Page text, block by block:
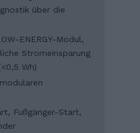
über die
ENERGY-Modul,
Stromeinsparung
Wh)
Fußgänger-Start,